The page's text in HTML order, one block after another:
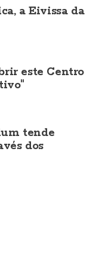
a Eivissa da
este Centro
tende
dos